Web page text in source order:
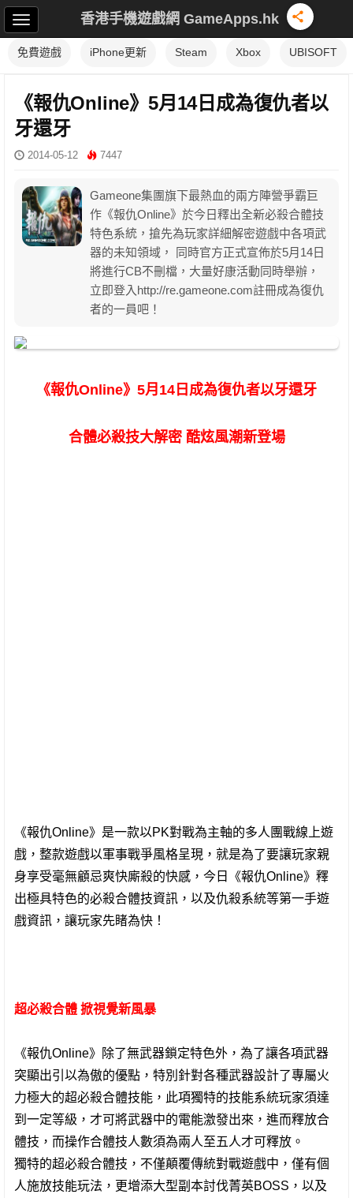
香港手機遊戲網 GameApps.hk
免費遊戲 iPhone更新 Steam Xbox UBISOFT
《報仇Online》5月14日成為復仇者以
牙還牙
2014-05-12 7447
Gameone集團旗下最熱血的兩方陣營爭霸巨
作《報仇Online》於今日釋出全新必殺合體技
特色系統，搶先為玩家詳細解密遊戲中各項武
器的未知領域， 同時官方正式宣佈於5月14日
將進行CB不刪檔，大量好康活動同時舉辦，
立即登入http://re.gameone.com註冊成為復仇
者的一員吧！
《報仇Online》5月14日成為復仇者以牙還牙
合體必殺技大解密 酷炫風潮新登場
《報仇Online》是一款以PK對戰為主軸的多人團戰線上遊
戲，整款遊戲以軍事戰爭風格呈現，就是為了要讓玩家親
身享受毫無顧忌爽快廝殺的快感，今日《報仇Online》釋
出極具特色的必殺合體技資訊，以及仇殺系統等第一手遊
戲資訊，讓玩家先睹為快！
超必殺合體 掀視覺新風暴
《報仇Online》除了無武器鎖定特色外，為了讓各項武器
突顯出引以為傲的優點，特別針對各種武器設計了專屬火
力極大的超必殺合體技能，此項獨特的技能系統玩家須達
到一定等級，才可將武器中的電能激發出來，進而釋放合
體技，而操作合體技人數須為兩人至五人才可釋放。
獨特的超必殺合體技，不僅顛覆傳統對戰遊戲中，僅有個
人施放技能玩法，更增添大型副本討伐菁英BOSS，以及